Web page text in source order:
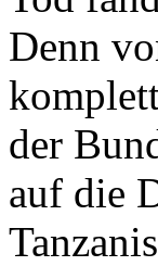
Denn
der
auf die